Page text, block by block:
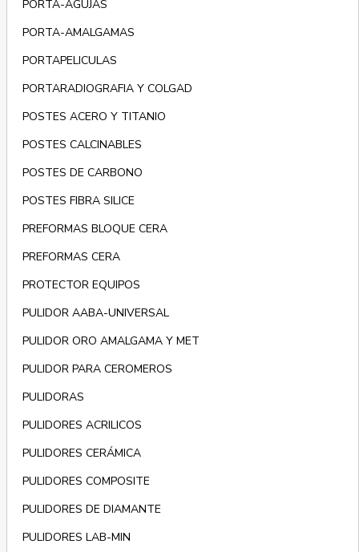
PORTA-AGUJAS
PORTA-AMALGAMAS
PORTAPELICULAS
PORTARADIOGRAFIA Y COLGAD
POSTES ACERO Y TITANIO
POSTES CALCINABLES
POSTES DE CARBONO
POSTES FIBRA SILICE
PREFORMAS BLOQUE CERA
PREFORMAS CERA
PROTECTOR EQUIPOS
PULIDOR AABA-UNIVERSAL
PULIDOR ORO AMALGAMA Y MET
PULIDOR PARA CEROMEROS
PULIDORAS
PULIDORES ACRILICOS
PULIDORES CERÁMICA
PULIDORES COMPOSITE
PULIDORES DE DIAMANTE
PULIDORES LAB-MIN